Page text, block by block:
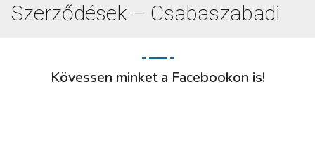
Szerződések – Csabaszabadi
Kövessen minket a Facebookon is!